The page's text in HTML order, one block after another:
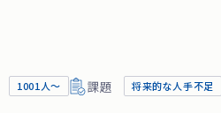
1001人～ 課題 将来的な人手不足